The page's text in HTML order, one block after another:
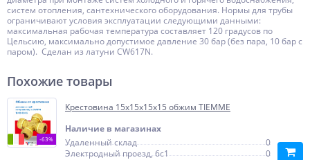
систем отопления, сантехнического оборудования. Нормы для трубы
ограничивают условия эксплуатации следующими данными:
максимальная рабочая температура составляет 120 градусов по
Цельсию, максимально допустимое давление 30 бар (без пара, 10 бар с
паром). Сделан из латуни CW617N.
Похожие товары
-63%
Крестовина 15х15х15х15 обжим TIEMME
Наличие в магазинах
Удаленный склад
0
Электродный проезд, 6с1
0